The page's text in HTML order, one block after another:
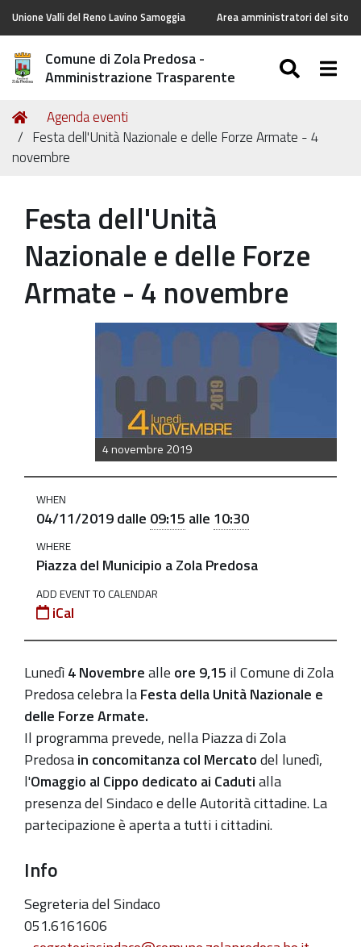
Unione Valli del Reno Lavino Samoggia Area amministratori del sito
Comune di Zola Predosa -
Amministrazione Trasparente
Tu
sei
qui:
Home
Agenda eventi
Festa dell'Unità Nazionale e delle Forze Armate - 4
novembre
Festa dell'Unità
Nazionale e delle Forze
Armate - 4 novembre
4 novembre 2019
https://old.comune.zolapredosa.bo.it/events/festa-
4-
novembre
dell'Unità
Nazionale
delle
Forze
Armate
-
4
novembre
2019-
11-
04T09:15:00+01:00
2019-
04T10:30:00+01:00
WHEN
04/11/2019dalle 09:15 alle 10:30
WHERE
Piazza del Municipio a Zola Predosa
ADD EVENT TO CALENDAR
iCal
Lunedì4Novembrealle ore 9,15 il Comune di Zola
Predosa celebra laFesta della Unità Nazionale e
delle Forze Armate.
Il programma prevede, nellaPiazza di Zola
Predosain concomitanza col Mercatodel lunedì,
l'Omaggio al Cippo dedicato ai Cadutialla
presenza delSindacoe delle Autorità cittadine. La
partecipazione è aperta a tutti i cittadini.
Info
Segreteria del Sindaco
051.6161606